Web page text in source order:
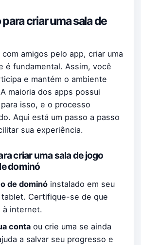
criar uma sala de
amigos pelo app, criar uma
é fundamental. Assim, você
e mantém o ambiente
maioria dos apps possui
isso, e o processo
Aqui está um passo a passo
sua experiência.
criar uma sala de jogo
dominó
de dominó instalado em seu
Certifique-se de que
à internet.
conta ou crie uma se ainda
a salvar seu progresso e